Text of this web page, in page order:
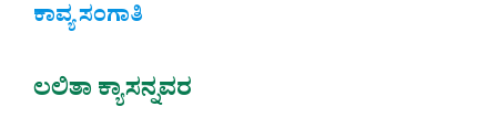
ಕಾವ್ಯ ಸಂಗಾತಿ
ಲಲಿತಾ ಕ್ಯಾಸನ್ನವರ‌